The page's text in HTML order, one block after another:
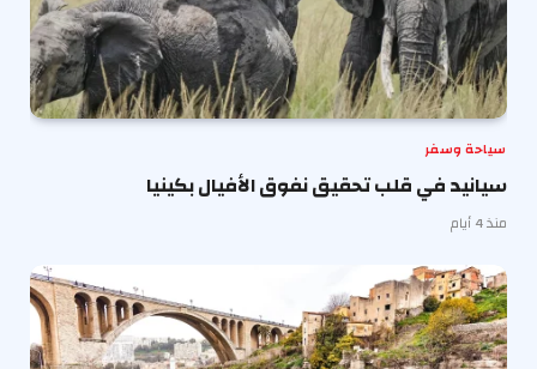
سياحة وسفر
سيانيد في قلب تحقيق نفوق الأفيال بكينيا
منذ 4 أيام